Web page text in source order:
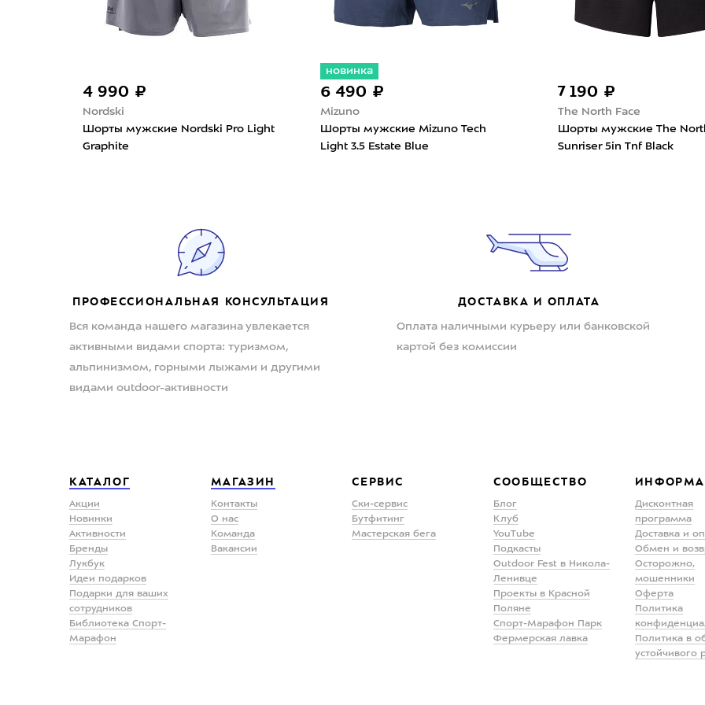
4 990 ₽
Nordski
Шорты мужские Nordski Pro Light
Graphite
новинка
6 490 ₽
Mizuno
Шорты мужские Mizuno Tech
Light 3.5 Estate Blue
7 190 ₽
The North Face
Шорты мужские The
Sunriser 5in Tnf Black
ПРОФЕССИОНАЛЬНАЯ КОНСУЛЬТАЦИЯ
Вся команда нашего магазина увлекается
активными видами спорта: туризмом,
альпинизмом, горными лыжами и другими
видами outdoor-активности
ДОСТАВКА И ОПЛАТА
Оплата наличными курьеру или банковской
картой без комиссии
КАТАЛОГ
Акции
Новинки
Активности
Бренды
Лукбук
Идеи подарков
Подарки для ваших
сотрудников
Библиотека Спорт-
Марафон
МАГАЗИН
Контакты
О нас
Команда
Вакансии
СЕРВИС
Ски-сервис
Бутфитинг
Мастерская бега
СООБЩЕСТВО
Блог
Клуб
YouTube
Подкасты
Outdoor Fest в Никола-
Ленивце
Проекты в Красной
Поляне
Спорт-Марафон Парк
Фермерская лавка
Дисконтная
программа
Доставка и
Обмен и
Осторожно,
мошенники
Оферта
Политика
Политика в
устойчивого